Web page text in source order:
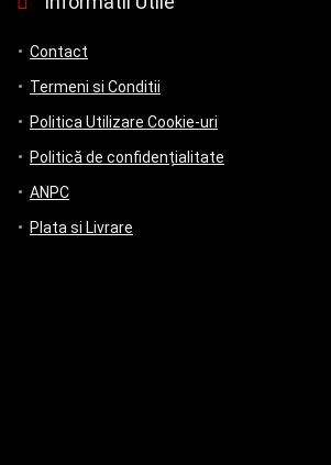
Contact
Termeni si Conditii
Politica Utilizare Cookie-uri
Politică de confidențialitate
ANPC
Plata si Livrare